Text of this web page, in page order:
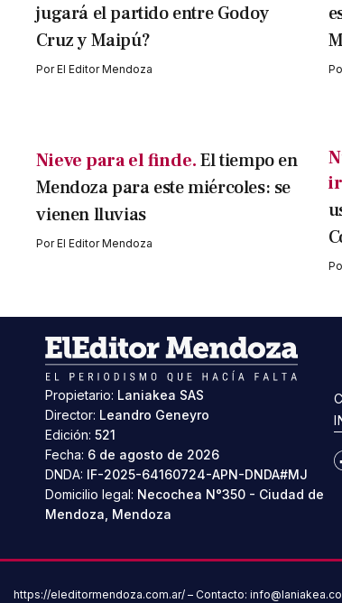
jugará el partido entre Godoy
Cruz y Maipú?
PorEl Editor Mendoza
Nieve para el finde. El tiempo en
Mendoza para este miércoles: se
vienen lluvias
PorEl Editor Mendoza
Propietario: Laniakea SAS
Director: Leandro Geneyro
Edición: 521
Fecha: 6 de agosto de 2026
DNDA: IF-2025-64160724-APN-DNDA#MJ
Domicilio legal: Necochea N°350 - Ciudad de
Mendoza, Mendoza
https://eleditormendoza.com.ar/ – Contacto: